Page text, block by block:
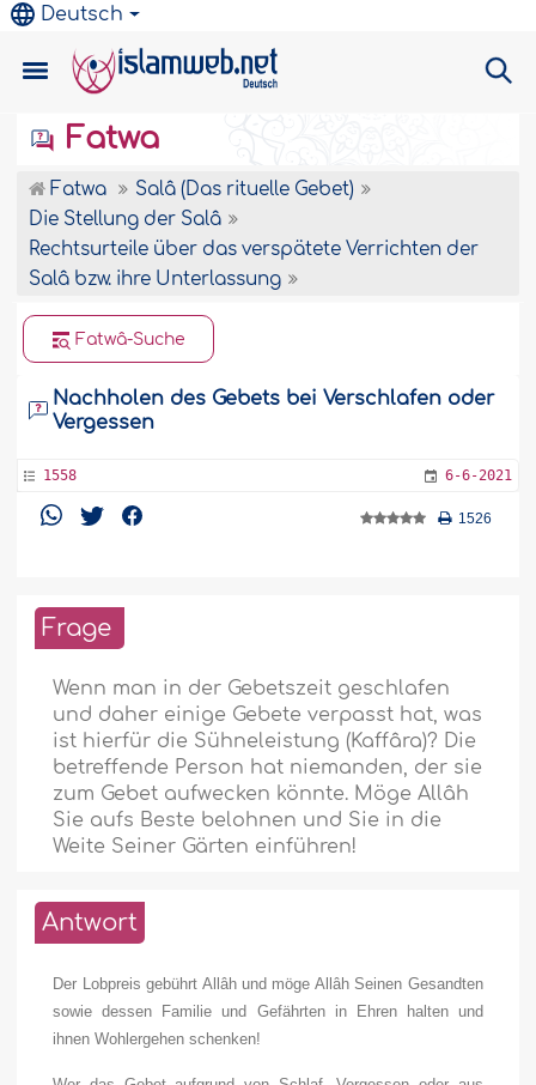
Deutsch
Fatwa
Fatwa
Salâ (Das rituelle Gebet)
Die Stellung der Salâ
Rechtsurteile über das verspätete Verrichten der
Salâ bzw. ihre Unterlassung
Fatwâ-Suche
Nachholen des Gebets bei Verschlafen oder
Vergessen
1558 6-6-2021
1526
Frage
Wenn man in der Gebetszeit geschlafen
und daher einige Gebete verpasst hat, was
ist hierfür die Sühneleistung (Kaffâra)? Die
betreffende Person hat niemanden, der sie
zum Gebet aufwecken könnte. Möge Allâh
Sie aufs Beste belohnen und Sie in die
Weite Seiner Gärten einführen!
Antwort
Der Lobpreis gebührt Allâh und möge Allâh Seinen Gesandten
sowie dessen Familie und Gefährten in Ehren halten und
ihnen Wohlergehen schenken!